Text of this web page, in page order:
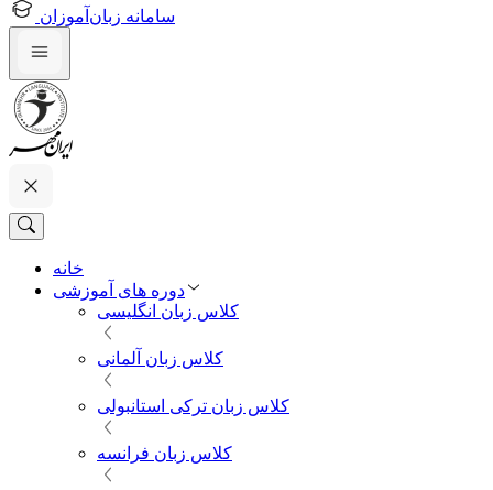
سامانه زبان‌آموزان
خانه
دوره های آموزشی
کلاس زبان انگلیسی
کلاس زبان آلمانی
کلاس زبان ترکی استانبولی
کلاس زبان فرانسه